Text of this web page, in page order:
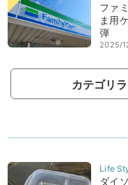
ファ
ま用
弾
2025/
カテゴリ
ダイ